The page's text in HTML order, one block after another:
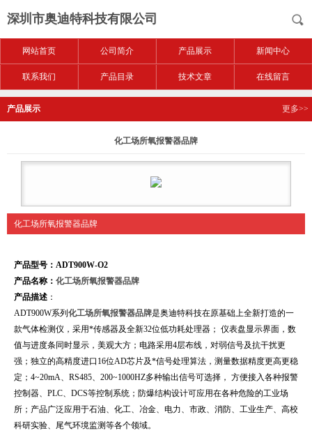
深圳市奥迪特科技有限公司
网站首页 公司简介 产品展示 新闻中心
联系我们 产品目录 技术文章 在线留言
产品展示 更多>>
化工场所氧报警器品牌
化工场所氧报警器品牌
产品型号：ADT900W-O2
产品名称： 化工场所氧报警器品牌
产品描述 ：
ADT900W系列化工场所氧报警器品牌是奥迪特科技在原基础上全新打造的一
款气体检测仪，采用*传感器及全新32位低功耗处理器； 仪表盘显示界面，数
值与进度条同时显示，美观大方；电路采用4层布线，对弱信号及抗干扰更
强；独立的高精度进口16位AD芯片及*信号处理算法，测量数据精度更高更稳
定；4~20mA、RS485、200~1000HZ多种输出信号可选择， 方便接入各种报警
控制器、PLC、DCS等控制系统；防爆结构设计可应用在各种危险的工业场
所；产品广泛应用于石油、化工、冶金、电力、市政、消防、工业生产、高校
科研实验、尾气环境监测等各个领域。